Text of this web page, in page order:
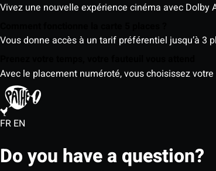
Vivez une nouvelle expérience cinéma avec
Vous donne accès à un tarif préférentiel jusqu’à 3
Avec le placement numéroté, vous choisissez
FR EN
Do you have a question?